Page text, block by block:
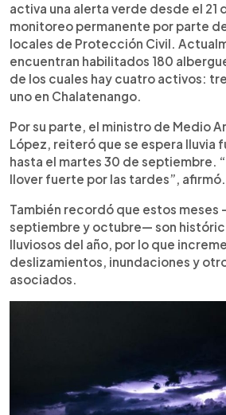
activa una alerta verde desde el 21
monitoreo permanente por parte
locales de Protección Civil.
encuentran habilitados 180
de los cuales hay cuatro activos:
uno en Chalatenango.
Por su parte, el ministro de Medio
López, reiteró que se espera lluvia
hasta el martes 30 de septiembre.
llover fuerte por las tardes”, afirmó.
También recordó que estos meses
septiembre y octubre— son
lluviosos del año, por lo que
deslizamientos, inundaciones y
asociados.